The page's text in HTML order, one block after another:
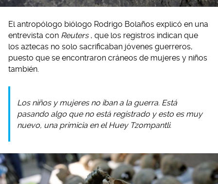
El antropólogo biólogo Rodrigo Bolaños explicó en una
entrevista con Reuters , que los registros indican que
los aztecas no solo sacrificaban jóvenes guerreros,
puesto que se encontraron cráneos de mujeres y niños
también.
Los niños y mujeres no iban a la guerra. Está
pasando algo que no está registrado y esto es muy
nuevo, una primicia en el Huey Tzompantli.